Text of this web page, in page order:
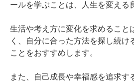
ールを学ぶことは、人生を変える
生活や考え方に変化を求めること
く、自分に合った方法を探し続
ことをおすすめします。
また、自己成長や幸福感を追求